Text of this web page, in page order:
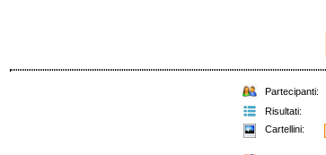
Partecipanti:
Risultati:
Cartellini: